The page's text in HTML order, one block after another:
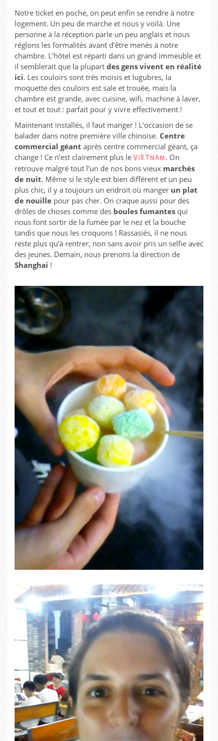
Notre ticket en poche, on peut enfin se rendre à notre
logement. Un peu de marche et nous y voilà. Une
personne à la réception parle un peu anglais et nous
réglons les formalités avant d’être menés à notre
chambre. L’hôtel est réparti dans un grand immeuble et
il semblerait que la plupart des gens vivent en réalité
ici. Les couloirs sont très moisis et lugubres, la
moquette des couloirs est sale et trouée, mais la
chambre est grande, avec cuisine, wifi, machine à laver,
et tout et tout : parfait pour y vivre effectivement !
Maintenant installés, il faut manger ! L’occasion de se
balader dans notre première ville chinoise. Centre
commercial géant après centre commercial géant, ça
change ! Ce n’est clairement plus le VIETNAM. On
retrouve malgré tout l’un de nos bons vieux marchés
de nuit. Même si le style est bien différent et un peu
plus chic, il y a toujours un endroit où manger un plat
de nouille pour pas cher. On craque aussi pour des
drôles de choses comme des boules fumantes qui
nous font sortir de la fumée par le nez et la bouche
tandis que nous les croquons ! Rassasiés, il ne nous
reste plus qu’à rentrer, non sans avoir pris un selfie avec
des jeunes. Demain, nous prenons la direction de
Shanghai !